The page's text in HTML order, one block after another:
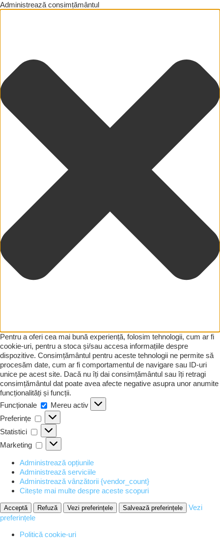
Administrează consimțământul
Pentru a oferi cea mai bună experiență, folosim tehnologii, cum ar fi
cookie-uri, pentru a stoca și/sau accesa informațiile despre
dispozitive. Consimțământul pentru aceste tehnologii ne permite să
procesăm date, cum ar fi comportamentul de navigare sau ID-uri
unice pe acest site. Dacă nu îți dai consimțământul sau îți retragi
consimțământul dat poate avea afecte negative asupra unor anumite
funcționalități și funcții.
Funcționale
Funcționale
Mereu activ
Preferințe
Preferințe
Statistici
Statistici
Marketing
Marketing
Administrează opțiunile
Administrează serviciile
Administrează vânzătorii {vendor_count}
Citește mai multe despre aceste scopuri
Acceptă Refuză Vezi preferințele Salvează preferințele
Vezi
preferințele
Politică cookie-uri